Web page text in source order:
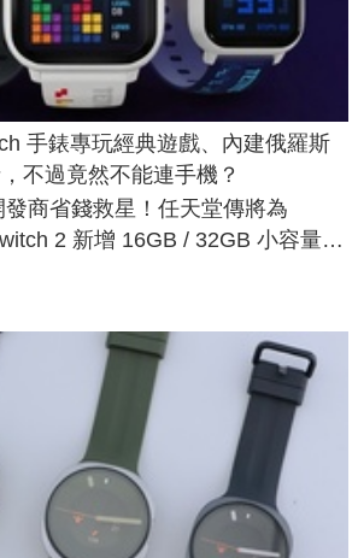
手錶專玩經典遊戲、內建俄羅斯
不過竟然不能連手機？
發商省錢救星！任天堂傳將為
2 新增 16GB / 32GB 小容量遊